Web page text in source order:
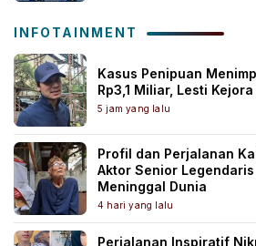
INFOTAINMENT
Kasus Penipuan
Rp3,1 Miliar, Lesti
5 jam yang lalu
Profil dan Perjalanan
Aktor Senior
Meninggal Dunia
4 hari yang lalu
Perjalanan Inspiratif